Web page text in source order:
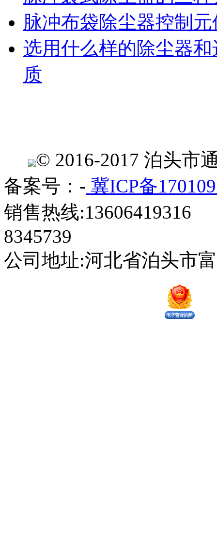
脉冲布袋除尘器控制
选用什么样的除尘器
质
© 2016-2017 泊头市
备案号：- 冀ICP备
销售热线:13606419316
8345739
公司地址:河北省泊头市